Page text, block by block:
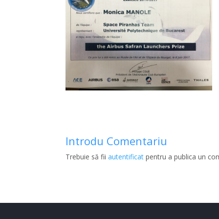
Introdu Comentariu
Trebuie să fiiautentificat pentru a publica un